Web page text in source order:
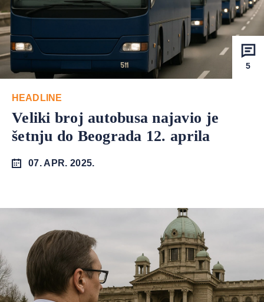
5
HEADLINE
Veliki broj autobusa najavio je
šetnju do Beograda 12. aprila
07. APR. 2025.